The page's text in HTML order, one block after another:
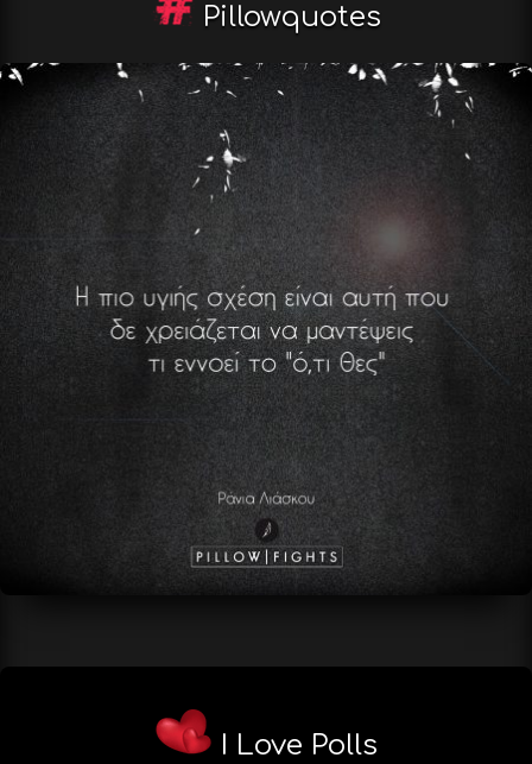
Pillowquotes
I Love Polls